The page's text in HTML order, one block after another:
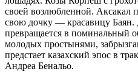
своей возлюбленной. Аксакал
свою дочку — красавицу Баян.
превращается в поминальный
молодых простынями,
предстает казахский эпос в
Андреа Бенальо.